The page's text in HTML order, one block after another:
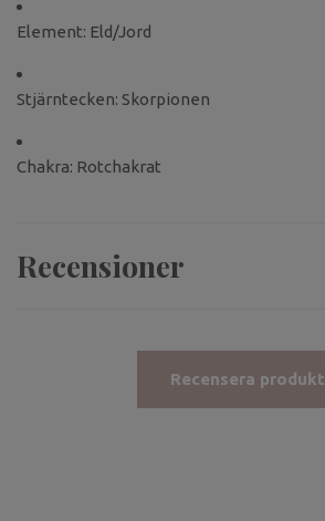
Element: Eld/Jord
Stjärntecken: Skorpionen
Chakra: Rotchakrat
Recensioner
Recensera produkt